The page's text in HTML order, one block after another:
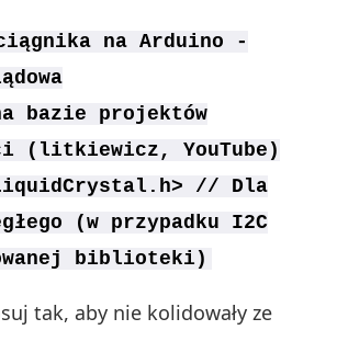
na Arduino -
bazie projektów
(litkiewicz, YouTube)
// Dla
(w przypadku I2C
biblioteki)
tak, aby nie kolidowały ze